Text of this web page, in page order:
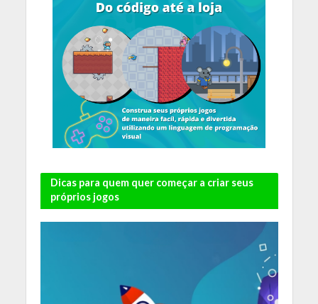
Dicas para quem quer começar a criar seus
próprios jogos